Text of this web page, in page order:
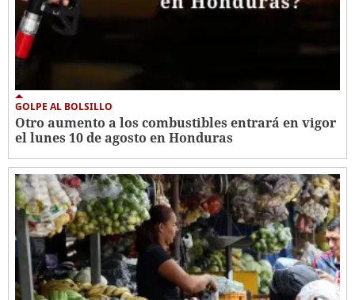
GOLPE AL BOLSILLO
Otro aumento a los combustibles entrará en vigor
el lunes 10 de agosto en Honduras